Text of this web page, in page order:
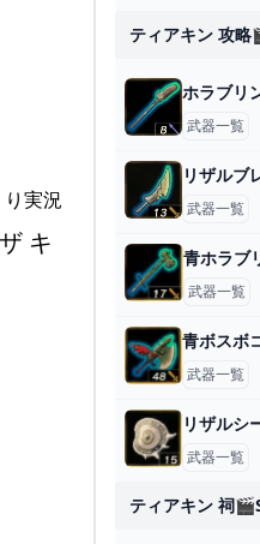
キ
ティアキン 攻
ホラブリ
武器一覧
リザルブ
武器一覧
武器一覧
武器一覧
リザルシ
武器一覧
ティアキン 祠